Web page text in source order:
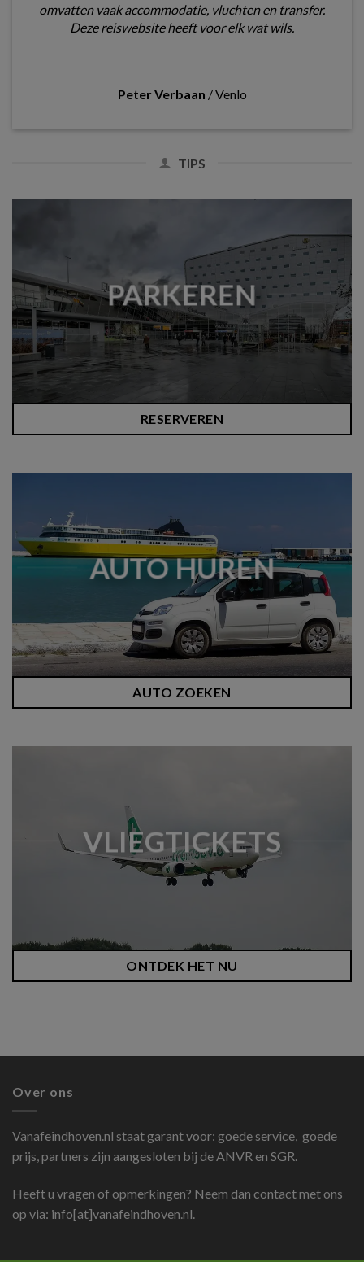
omvatten vaak accommodatie, vluchten en transfer.
Deze reiswebsite heeft voor elk wat wils.
Peter Verbaan /Venlo
TIPS
PARKEREN
RESERVEREN
AUTO HUREN
AUTO ZOEKEN
VLIEGTICKETS
ONTDEK HET NU
Over ons
Vanafeindhoven.nl staat garant voor: goede service, goede
prijs, partners zijn aangesloten bij de ANVR en SGR.
Heeft u vragen of opmerkingen? Neem dan contact met ons
op via: info[at]vanafeindhoven.nl.